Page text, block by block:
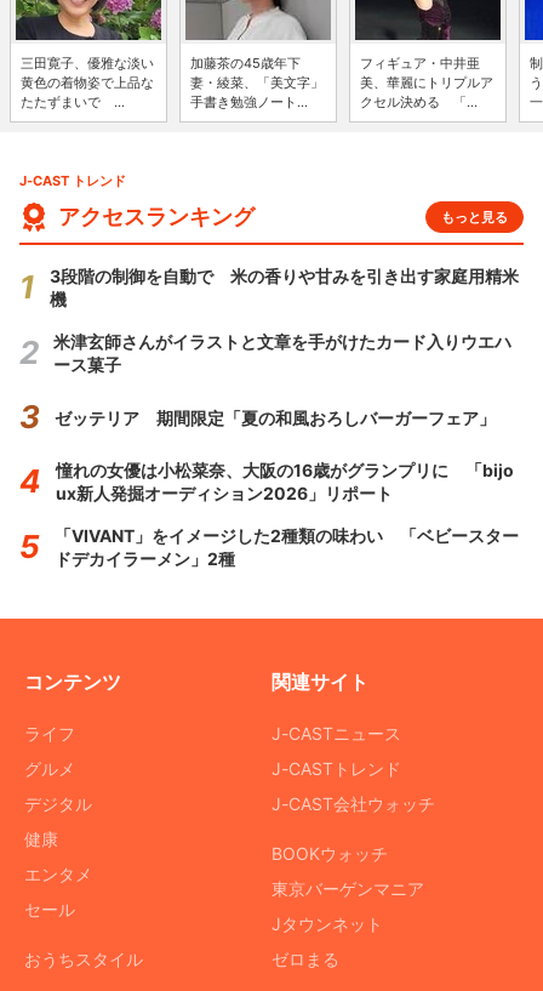
三田寛子、優雅な淡い
黄色の着物姿で上品な
たたずまいで ...
加藤茶の45歳年下
妻・綾菜、「美文字」
手書き勉強ノート...
フィギュア・中井亜
美、華麗にトリプルア
クセル決める 「...
J-CAST トレンド
アクセスランキング もっと見る
3段階の制御を自動で 米の香りや甘みを引き出す家庭用精米
機
米津玄師さんがイラストと文章を手がけたカード入りウエハ
ース菓子
ゼッテリア 期間限定「夏の和風おろしバーガーフェア」
憧れの女優は小松菜奈、大阪の16歳がグランプリに 「bijo
ux新人発掘オーディション2026」リポート
「VIVANT」をイメージした2種類の味わい 「ベビースター
ドデカイラーメン」2種
コンテンツ
ライフ
グルメ
デジタル
健康
エンタメ
セール
おうちスタイル
関連サイト
J-CASTニュース
J-CASTトレンド
J-CAST会社ウォッチ
BOOKウォッチ
東京バーゲンマニア
Jタウンネット
ゼロまる